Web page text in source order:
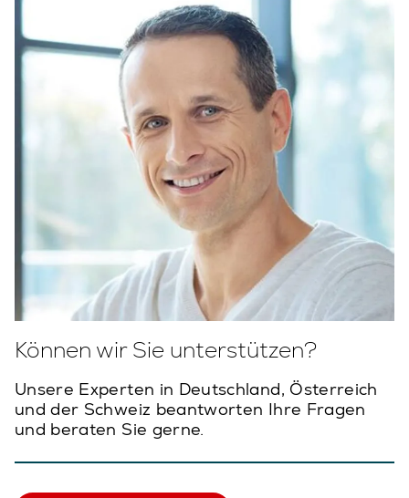
Können wir Sie unterstützen?
Unsere Experten in Deutschland, Österreich
und der Schweiz beantworten Ihre Fragen
und beraten Sie gerne.